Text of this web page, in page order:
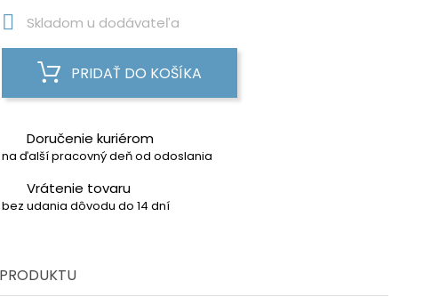
 Skladom u dodávateľa
PRIDAŤ DO KOŠÍKA
Doručenie kuriérom
na ďalší pracovný deň od odoslania
Vrátenie tovaru
bez udania dôvodu do 14 dní